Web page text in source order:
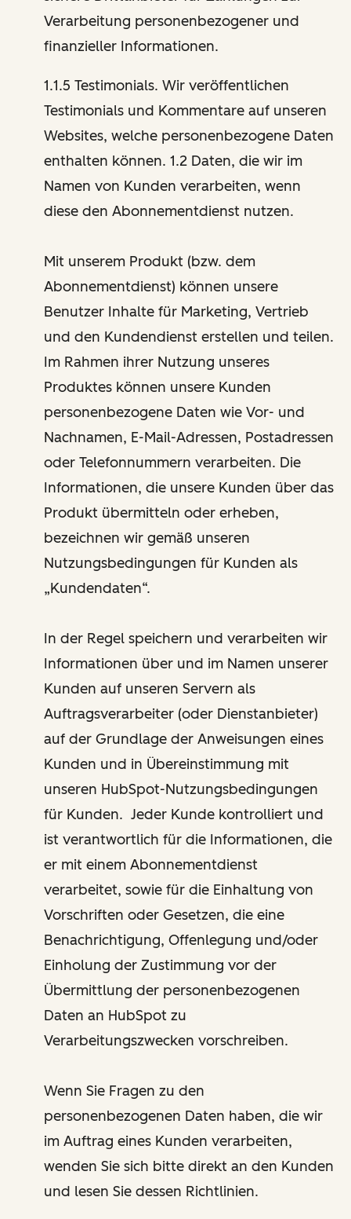
Verarbeitung personenbezogener und
finanzieller Informationen.
1.1.5 Testimonials. Wir veröffentlichen
Testimonials und Kommentare auf unseren
Websites, welche personenbezogene Daten
enthalten können. 1.2 Daten, die wir im
Namen von Kunden verarbeiten, wenn
diese den Abonnementdienst nutzen.
Mit unserem Produkt (bzw. dem
Abonnementdienst) können unsere
Benutzer Inhalte für Marketing, Vertrieb
und den Kundendienst erstellen und teilen.
Im Rahmen ihrer Nutzung unseres
Produktes können unsere Kunden
personenbezogene Daten wie Vor- und
Nachnamen, E-Mail-Adressen, Postadressen
oder Telefonnummern verarbeiten. Die
Informationen, die unsere Kunden über das
Produkt übermitteln oder erheben,
bezeichnen wir gemäß unseren
Nutzungsbedingungen für Kunden als
„Kundendaten“.
In der Regel speichern und verarbeiten wir
Informationen über und im Namen unserer
Kunden auf unseren Servern als
Auftragsverarbeiter (oder Dienstanbieter)
auf der Grundlage der Anweisungen eines
Kunden und in Übereinstimmung mit
unseren HubSpot-Nutzungsbedingungen
für Kunden. Jeder Kunde kontrolliert und
ist verantwortlich für die Informationen, die
er mit einem Abonnementdienst
verarbeitet, sowie für die Einhaltung von
Vorschriften oder Gesetzen, die eine
Benachrichtigung, Offenlegung und/oder
Einholung der Zustimmung vor der
Übermittlung der personenbezogenen
Daten an HubSpot zu
Verarbeitungszwecken vorschreiben.
Wenn Sie Fragen zu den
personenbezogenen Daten haben, die wir
im Auftrag eines Kunden verarbeiten,
wenden Sie sich bitte direkt an den Kunden
und lesen Sie dessen Richtlinien.